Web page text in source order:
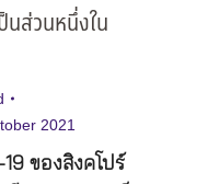
นส่วนหนึ่งใน
2021
ของสิงคโปร์